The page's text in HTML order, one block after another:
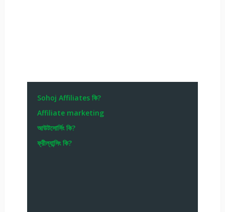
Sohoj Affiliates কি?
Affiliate marketing
আউটসোর্সিং কি?
ফ্রীল্যান্সিং কি?